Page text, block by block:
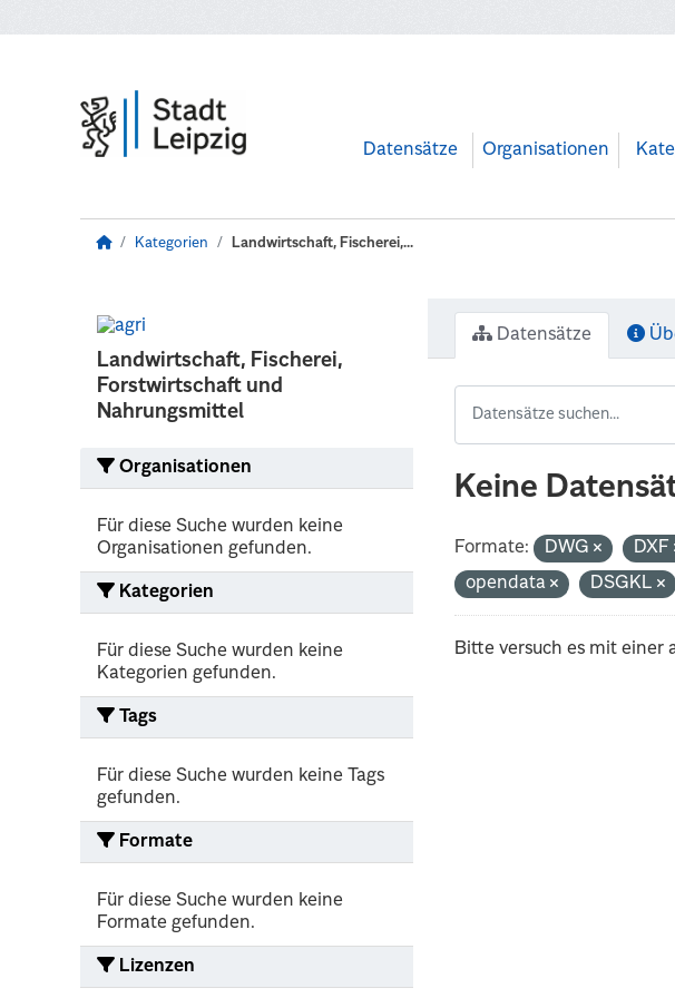
Datensätze Organisationen
Kategorien Landwirtschaft, Fischerei,...
Landwirtschaft, Fischerei,
Forstwirtschaft und
Nahrungsmittel
Organisationen
Für diese Suche wurden keine
Organisationen gefunden.
Kategorien
Für diese Suche wurden keine
Kategorien gefunden.
Tags
Für diese Suche wurden keine Tags
gefunden.
Formate
Für diese Suche wurden keine
Formate gefunden.
Lizenzen
Datensätze
Keine
Formate: DWG DXF
opendata
DSGKL
Bitte versuch es mit einer